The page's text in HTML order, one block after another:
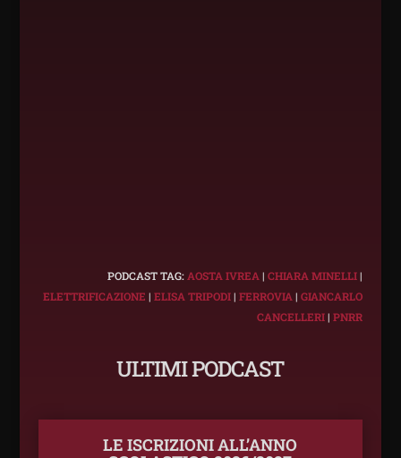
PODCAST TAG: AOSTA IVREA |CHIARA MINELLI|
ELETTRIFICAZIONE |ELISA TRIPODI|FERROVIA |GIANCARLO
CANCELLERI|PNRR
ULTIMI PODCAST
LE ISCRIZIONI ALL’ANNO